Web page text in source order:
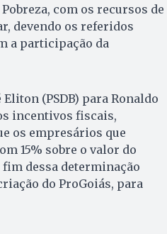
com os recursos de
devendo os referidos
a participação da
(PSDB) para Ronaldo
incentivos fiscais,
os empresários que
15% sobre o valor do
fim dessa determinação
do ProGoiás, para